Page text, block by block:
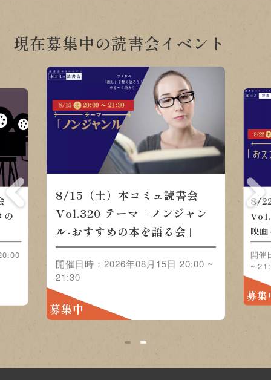
現在募集中の読書会イベント
の
8/15（土）本コミュ読書会
Vol.320 テーマ「ノンジャン
ル-おすすめの本を語る会」
開催日時：2026年08月15日 20:00 ~
21:30
募集中
8/
映
開催
~
募集
1 2